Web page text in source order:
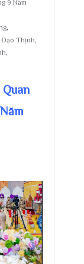
9 Năm
,
Đạo Thịnh,
,